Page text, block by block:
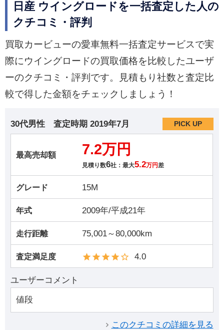
日産 ウイングロードを一括査定した人の
クチコミ・評判
買取カービューの愛車無料一括査定サービスで実
際にウイングロードの買取価格を比較したユーザ
ーのクチコミ・評判です。見積もり社数と査定比
較で得した金額をチェックしましょう！
30代男性 査定時期 2019年7月 PICK UP
最高売却額 7.2万円
見積り数6社：最大5.2万円差
グレード 15M
年式 2009年/平成21年
走行距離 75,001～80,000km
査定満足度 4.0
ユーザーコメント
値段
このクチコミの詳細を見る